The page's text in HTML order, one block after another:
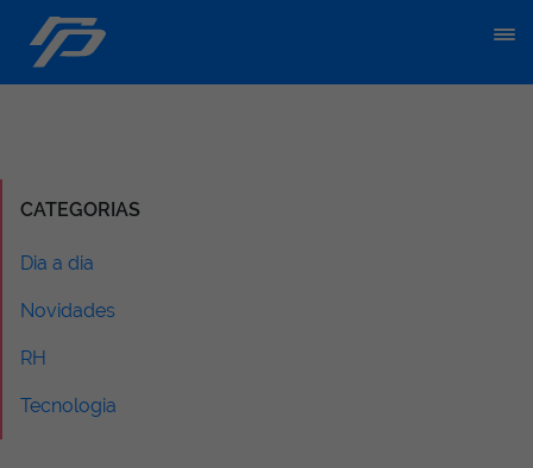
CATEGORIAS
Dia a dia
Novidades
RH
Tecnologia